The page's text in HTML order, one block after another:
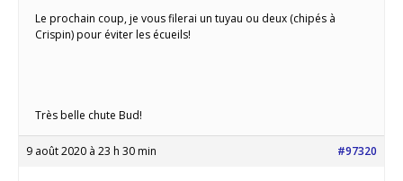
Le prochain coup, je vous filerai un tuyau ou deux (chipés à
Crispin) pour éviter les écueils!
Très belle chute Bud!
9 août 2020 à 23 h 30 min #97320